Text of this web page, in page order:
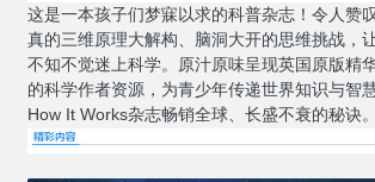
这是一本孩子们梦寐以求的科普杂志！令人赞
真的三维原理大解构、脑洞大开的思维挑战，
不知不觉迷上科学。原汁原味呈现英国原版精
的科学作者资源，为青少年传递世界知识与智
How It Works杂志畅销全球、长盛不衰的秘诀。